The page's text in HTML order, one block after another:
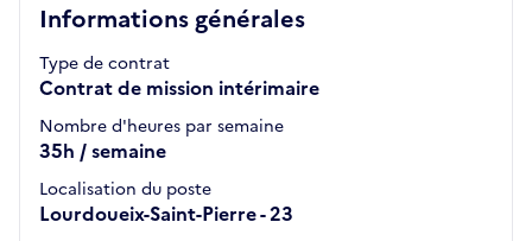
Informations générales
Type de contrat
Contrat de mission intérimaire
Nombre d'heures par semaine
35h / semaine
Localisation du poste
Lourdoueix-Saint-Pierre - 23